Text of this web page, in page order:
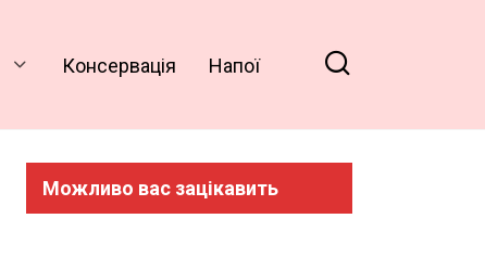
Консервація Напої
Можливо вас зацікавить